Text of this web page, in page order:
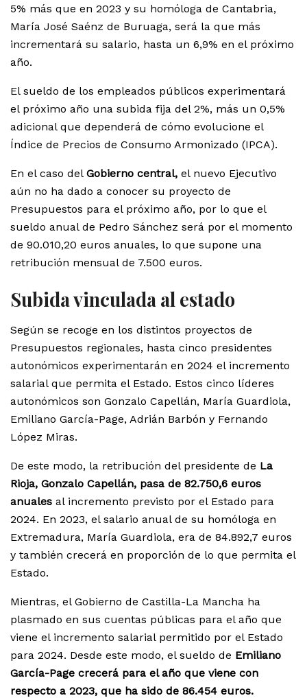
5% más que en 2023 y su homóloga de Cantabria,
María José Saénz de Buruaga, será la que más
incrementará su salario, hasta un 6,9% en el próximo
año.
El sueldo de los empleados públicos experimentará
el próximo año una subida fija del 2%, más un 0,5%
adicional que dependerá de cómo evolucione el
Índice de Precios de Consumo Armonizado (IPCA).
En el caso del Gobierno central, el nuevo Ejecutivo
aún no ha dado a conocer su proyecto de
Presupuestos para el próximo año, por lo que el
sueldo anual de Pedro Sánchez será por el momento
de 90.010,20 euros anuales, lo que supone una
retribución mensual de 7.500 euros.
Subida vinculada al estado
Según se recoge en los distintos proyectos de
Presupuestos regionales, hasta cinco presidentes
autonómicos experimentarán en 2024 el incremento
salarial que permita el Estado. Estos cinco líderes
autonómicos son Gonzalo Capellán, María Guardiola,
Emiliano García-Page, Adrián Barbón y Fernando
López Miras.
De este modo, la retribución del presidente de La
Rioja, Gonzalo Capellán, pasa de 82.750,6 euros
anuales al incremento previsto por el Estado para
2024. En 2023, el salario anual de su homóloga en
Extremadura, María Guardiola, era de 84.892,7 euros
y también crecerá en proporción de lo que permita el
Estado.
Mientras, el Gobierno de Castilla-La Mancha ha
plasmado en sus cuentas públicas para el año que
viene el incremento salarial permitido por el Estado
para 2024. Desde este modo, el sueldo de Emiliano
García-Page crecerá para el año que viene con
respecto a 2023, que ha sido de 86.454 euros.